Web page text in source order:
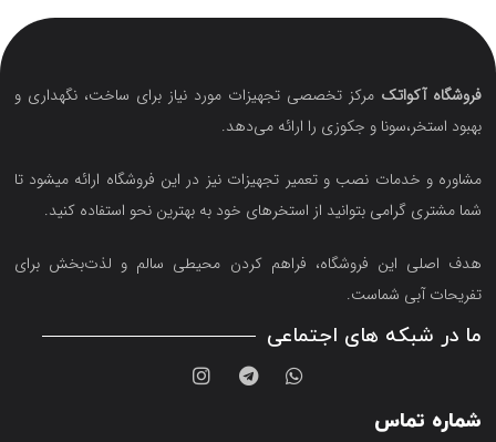
فروشگاه آکواتک مرکز تخصصی تجهیزات مورد نیاز برای ساخت، نگهداری و
بهبود استخر،سونا و جکوزی را ارائه می‌دهد.
مشاوره و خدمات نصب و تعمیر تجهیزات نیز در این فروشگاه ارائه میشود تا
شما مشتری گرامی بتوانید از استخرهای خود به بهترین نحو استفاده کنید.
هدف اصلی این فروشگاه‌، فراهم کردن محیطی سالم و لذت‌بخش برای
تفریحات آبی شماست.
ما در شبکه های اجتماعی
شماره تماس